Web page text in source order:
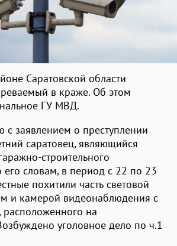
Саратовской области
в краже. Об этом
ГУ МВД.
с заявлением о преступлении
саратовец, являющийся
строительного
его словам, в период с 22 по 23
похитили часть световой
и камерой видеонаблюдения с
расположенного на
уголовное дело по ч.1